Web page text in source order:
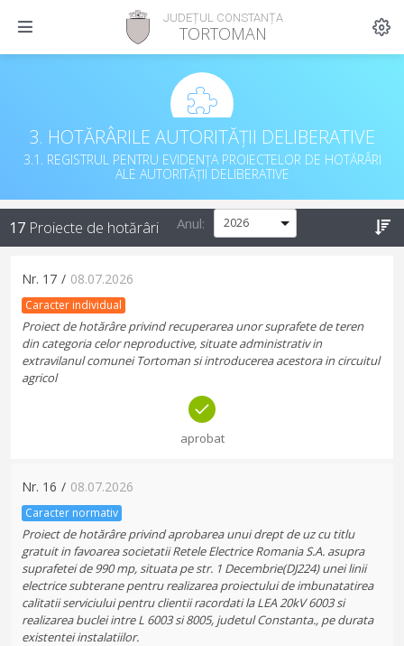
JUDEȚUL CONSTANȚA
TORTOMAN
3. HOTĂRÂRILE AUTORITĂȚII DELIBERATIVE
3.1. REGISTRUL PENTRU EVIDENȚA PROIECTELOR DE HOTĂRÂRI
ALE AUTORITĂȚII DELIBERATIVE
17 Proiecte de hotărâri Anul:
Nr. 17 / 08.07.2026
Caracter individual
Proiect de hotărâre privind recuperarea unor suprafete de teren
din categoria celor neproductive, situate administrativ in
extravilanul comunei Tortoman si introducerea acestora in circuitul
agricol
aprobat
Nr. 16 / 08.07.2026
Caracter normativ
Proiect de hotărâre privind aprobarea unui drept de uz cu titlu
gratuit in favoarea societatii Retele Electrice Romania S.A. asupra
suprafetei de 990 mp, situata pe str. 1 Decembrie(DJ224) unei linii
electrice subterane pentru realizarea proiectului de imbunatatirea
calitatii serviciului pentru clientii racordati la LEA 20kV 6003 si
realizarea buclei intre L 6003 si 8005, judetul Constanta., pe durata
existentei instalatiilor.